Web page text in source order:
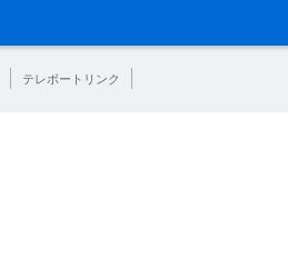
テレボートリンク